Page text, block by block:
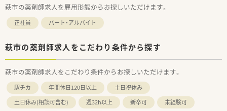
萩市の薬剤師求人を雇用形態からお探しいただけます。
正社員 パート・アルバイト
萩市の薬剤師求人をこだわり条件から探す
萩市の薬剤師求人をこだわり条件からお探しいただけます。
駅チカ 年間休日120日以上
土日祝休み
土日休み(相談可含む)
週32h以上 新卒可
未経験可